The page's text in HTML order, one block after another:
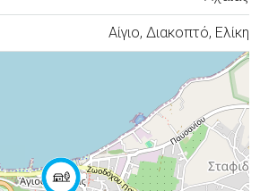
Αίγιο, Διακοπτό, Ελίκη